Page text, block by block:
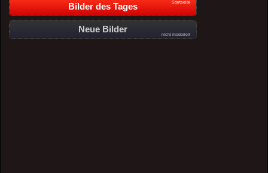
Bilder des Tages Startseite
Neue Bilder
nicht moderiert